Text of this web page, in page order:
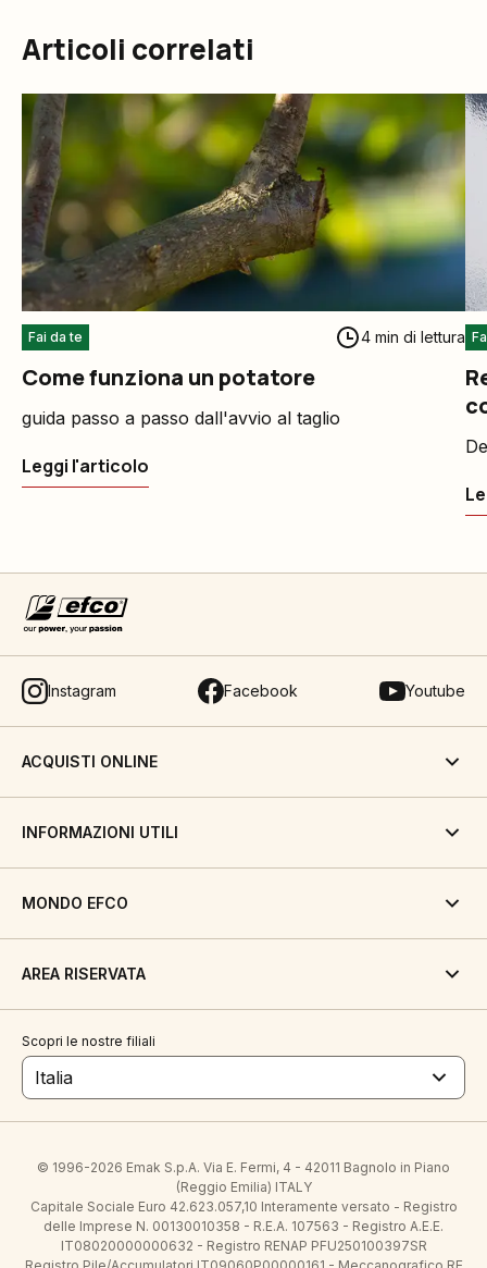
Articoli correlati
Fai da te 4 min di lettura
Come funziona un potatore
guida passo a passo dall'avvio al taglio
Leggi l'articolo
Instagram Facebook Youtube
ACQUISTI ONLINE
INFORMAZIONI UTILI
MONDO EFCO
AREA RISERVATA
Scopri le nostre filiali
Italia
© 1996-2026 Emak S.p.A. Via E. Fermi, 4 - 42011 Bagnolo in Piano
(Reggio Emilia) ITALY
Capitale Sociale Euro 42.623.057,10 Interamente versato - Registro
delle Imprese N. 00130010358 - R.E.A. 107563 - Registro A.E.E.
IT08020000000632 - Registro RENAP PFU250100397SR